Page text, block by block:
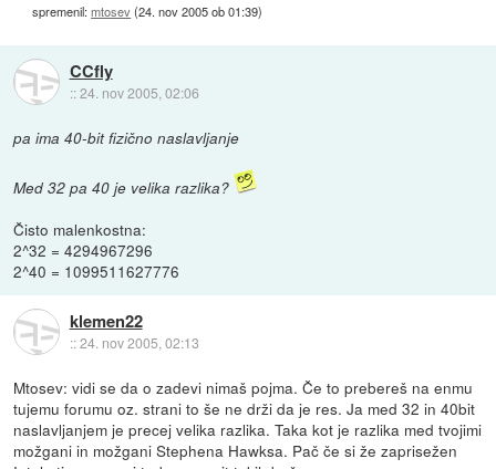
spremenil:mtosev(24. nov 2005 ob 01:39)
CCfly
::24. nov 2005, 02:06
pa ima 40-bit fizično naslavljanje
Med 32 pa 40 je velika razlika?
Čisto malenkostna:
2^32 = 4294967296
2^40 = 1099511627776
klemen22
::24. nov 2005, 02:13
Mtosev: vidi se da o zadevi nimaš pojma. Če to prebereš na enmu
tujemu forumu oz. strani to še ne drži da je res. Ja med 32 in 40bit
naslavljanjem je precej velika razlika. Taka kot je razlika med tvojimi
možgani in možgani Stephena Hawksa. Pač če si že zaprisežen